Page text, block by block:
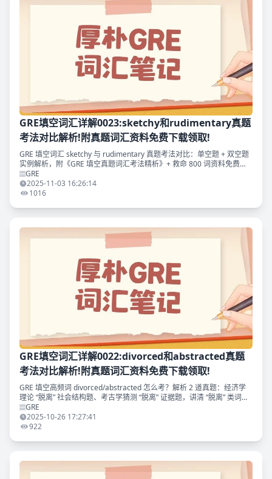
GRE填空词汇详解0023:sketchy和rudimentary真题
考法对比解析!附真题词汇资料免费下载领取!
GRE 填空词汇 sketchy 与 rudimentary 真题考法对比：单空题 + 双空题
实例解析，附《GRE 填空真题词汇考法精析》+ 救命 800 词资料免费
领。
GRE
2025-11-03 16:26:14
1016
GRE填空词汇详解0022:divorced和abstracted真题
考法对比解析!附真题词汇资料免费下载领取!
GRE 填空高频词 divorced/abstracted 怎么考？解析 2 道真题：经济学
理论 “脱离” 社会结构题、考古学猜测 “脱离” 证据题，讲清 “脱离” 类词汇
考法、搭配及同义替换。附免费领《GRE 填空真题词汇考法精析》免费
领取
GRE
2025-10-26 17:27:41
922